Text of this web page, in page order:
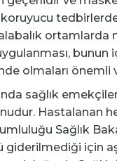
koruyucu
olmaları önemli
sağlık
Hastalanan
Sağlık
giderilmediği için